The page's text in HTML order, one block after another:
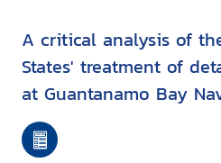
A critical analysis of
States' treatment of
at Guantanamo Bay
in the context of
law